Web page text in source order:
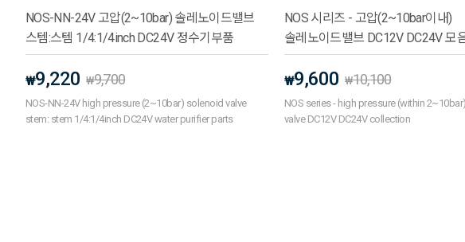
NOS-NN-24V 고압(2~10bar) 솔레노이드밸브
스템:스템 1/4:1/4inch DC24V 정수기부품
₩9,220 ₩9,700
NOS-NN-24V high pressure (2~10bar) solenoid valve
stem: stem 1/4:1/4inch DC24V water purifier parts
NOS 시리즈 - 고압(2~10bar이내)
솔레노이드밸브 DC12V DC24V 모
₩9,600 ₩10,100
NOS series - high pressure (within
valve DC12V DC24V collection